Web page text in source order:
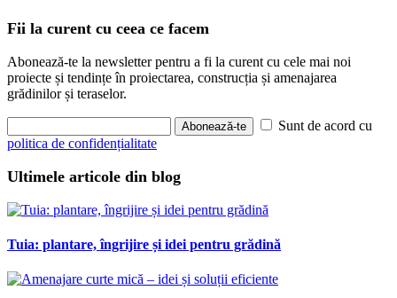
Fii la curent cu ceea ce facem
Abonează-te la newsletter pentru a fi la curent cu cele mai noi
proiecte și tendințe în proiectarea, construcția și amenajarea
grădinilor și teraselor.
Abonează-te
Sunt de acord cu
politica de confidențialitate
Ultimele articole din blog
Tuia: plantare, îngrijire și idei pentru grădină